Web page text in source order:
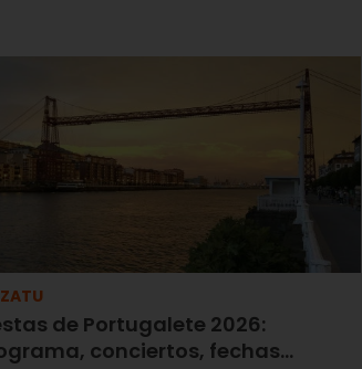
de Portugalete 2026:
conciertos, fechas…